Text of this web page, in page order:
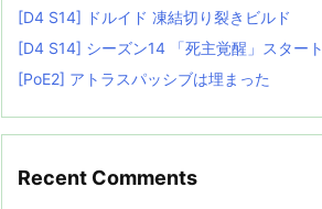
[D4 S14] ドルイド 凍結切り裂きビルド
[D4 S14] シーズン14 「死主覚醒」スタート
[PoE2] アトラスパッシブは埋まった
Recent Comments